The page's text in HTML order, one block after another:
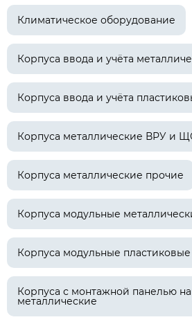
Климатическое оборудование
Корпуса ввода и учёта
Корпуса ввода и учёта
Корпуса металлические ВРУ и
Корпуса металлические прочие
Корпуса модульные
Корпуса модульные пластиковые
Корпуса с монтажной панелью
металлические